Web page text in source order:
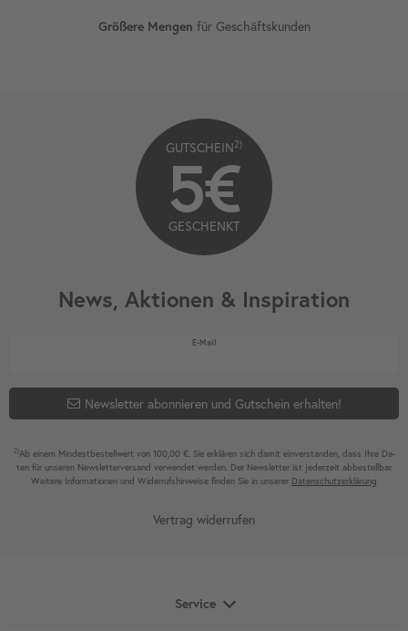
Größere Mengen für Geschäftskunden
News, Aktionen & Inspiration
E-MailNewsletter Honig
Newsletter abonnieren und Gutschein erhalten!
2)Ab einem Mindest­bestell­wert von 100,00 €. Sie erklären sich damit ein­ver­standen, dass Ihre Da­
ten für unseren News­letter­versand ver­wen­det werden. Der News­letter ist jeder­zeit ab­bestel­lbar.
Weitere Infor­mationen und Wider­rufshin­weise finden Sie in unserer Daten­schutz­erklärung
GUTSCHEIN2)
5€
GESCHENKT
Vertrag widerrufen
Service